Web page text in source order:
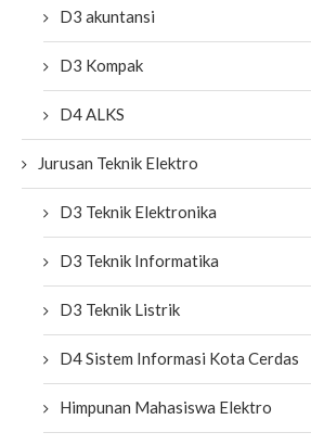
D3 akuntansi
D3 Kompak
D4 ALKS
Jurusan Teknik Elektro
D3 Teknik Elektronika
D3 Teknik Informatika
D3 Teknik Listrik
D4 Sistem Informasi Kota Cerdas
Himpunan Mahasiswa Elektro